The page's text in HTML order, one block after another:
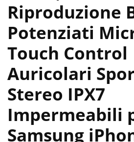
Riproduzione
Potenziati
Touch Control
Auricolari
Stereo IPX7
Impermeabili
Samsung